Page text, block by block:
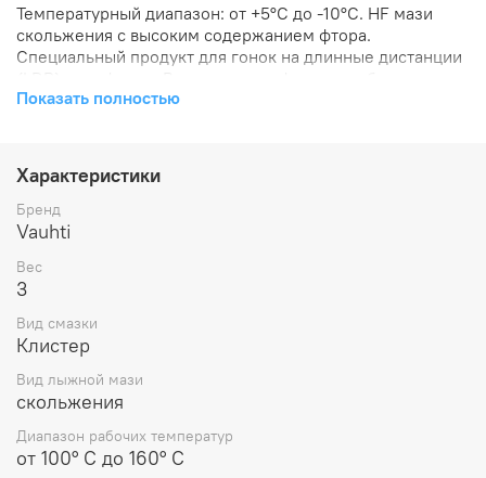
Температурный диапазон: от +5°С до -10°С. HF мази
скольжения с высоким содержанием фтора.
Специальный продукт для гонок на длинные дистанции
весной, температура может меняться прямо во время
плюсовая температура. Точно подобранный состав
компонентов и высокофтористые добавки гарантируют
хорошие водо- и грязеотталкивающие свойства,
износостойкость длительное время. Температура
Показать полностью
Характеристики
Бренд
Vauhti
Вес
3
Вид смазки
Клистер
Вид лыжной мази
скольжения
Диапазон рабочих температур
от 100° С до 160° С